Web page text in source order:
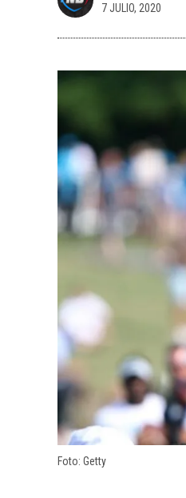
7 JULIO, 2020
Foto: Getty